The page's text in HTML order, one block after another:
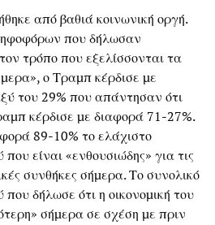
από βαθιά κοινωνική οργή.
που δήλωσαν
τρόπο που εξελίσσονται τα
ο Τραμπ κέρδισε με
του 29% που απάντησαν ότι
κέρδισε με διαφορά 71-27%.
89-10% το ελάχιστο
είναι «ενθουσιώδης» για τις
συνθήκες σήμερα. Το συνολικό
δήλωσε ότι η οικονομική του
σήμερα σε σχέση με πριν